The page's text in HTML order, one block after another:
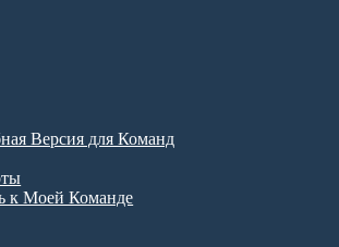
Версия для Команд
к Моей Команде